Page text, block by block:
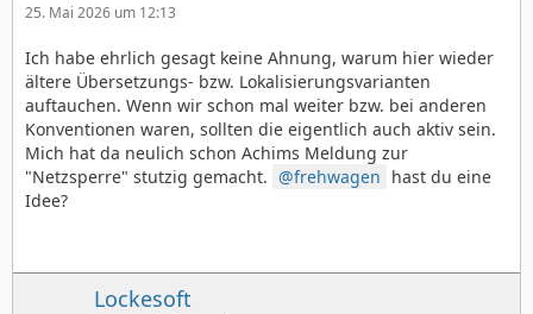
25. Mai 2026 um 12:13
Ich habe ehrlich gesagt keine Ahnung, warum hier wieder
ältere Übersetzungs- bzw. Lokalisierungsvarianten
auftauchen. Wenn wir schon mal weiter bzw. bei anderen
Konventionen waren, sollten die eigentlich auch aktiv sein.
Mich hat da neulich schon Achims Meldung zur
"Netzsperre" stutzig gemacht.
frehwagen hast du eine
Idee?
Lockesoft